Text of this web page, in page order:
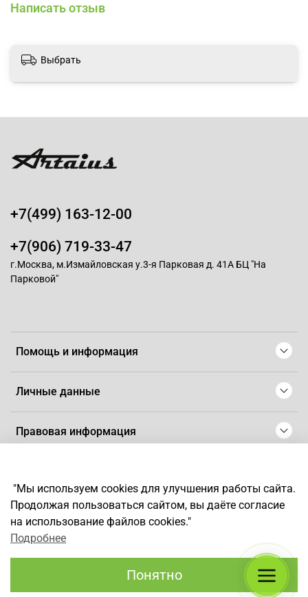
Написать отзыв
Выбрать
Помощь и информация
Личные данные
Правовая информация
+7(499) 163-12-00
+7(906) 719-33-47
г.Москва, м.Измайловская у.3-я Парковая д. 41А БЦ "На
Парковой"
*Любое использование контента без письменного разрешения
запрещено
"Мы используем cookies для улучшения работы сайта.
Продолжая пользоваться сайтом, вы даёте согласие
на использование файлов cookies."
Подробнее
Понятно